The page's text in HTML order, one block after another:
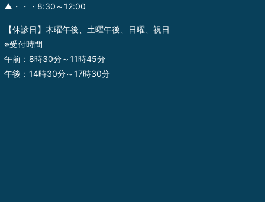
▲・・・8:30～12:00
【休診日】木曜午後、土曜午後、日曜、祝日
※受付時間
午前：8時30分～11時45分
午後：14時30分～17時30分